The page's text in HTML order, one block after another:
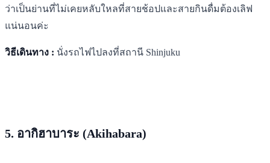
ว่าเป็นย่านที่ไม่เคยหลับใหลที่สายช้อปและสายกินดื่มต้องเลิฟ
แน่นอนค่ะ
วิธีเดินทาง : นั่งรถไฟไปลงที่สถานี Shinjuku
5. อากิฮาบาระ (Akihabara)